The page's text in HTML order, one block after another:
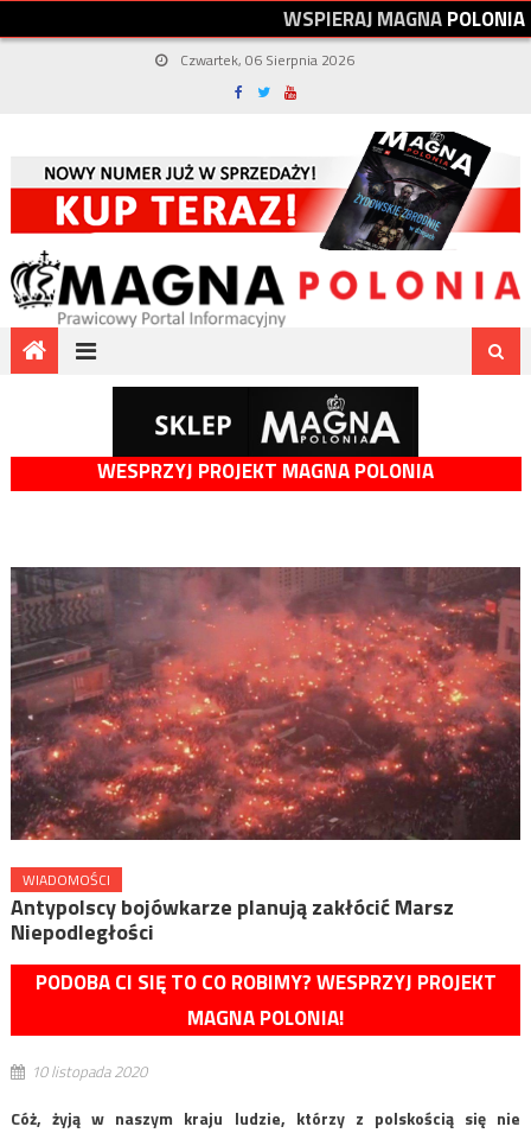
WSPIERAJMAGNAPOLONIA
Czwartek, 06 Sierpnia 2026
WESPRZYJ PROJEKT MAGNA POLONIA
WIADOMOŚCI
Antypolscy bojówkarze planują zakłócić Marsz
Niepodległości
PODOBA CI SIĘ TO CO ROBIMY? WESPRZYJ PROJEKT
MAGNA POLONIA!
10 listopada 2020
Cóż, żyją w naszym kraju ludzie, którzy z polskością się nie